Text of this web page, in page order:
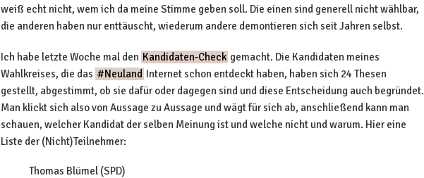
weiß echt nicht, wem ich da meine Stimme geben soll. Die einen sind generell nicht wählbar,
die anderen haben nur enttäuscht, wiederum andere demontieren sich seit Jahren selbst.
Ich habe letzte Woche mal den Kandidaten-Check gemacht. Die Kandidaten meines
Wahlkreises, die das #Neuland Internet schon entdeckt haben, haben sich 24 Thesen
gestellt, abgestimmt, ob sie dafür oder dagegen sind und diese Entscheidung auch begründet.
Man klickt sich also von Aussage zu Aussage und wägt für sich ab, anschließend kann man
schauen, welcher Kandidat der selben Meinung ist und welche nicht und warum. Hier eine
Liste der (Nicht)Teilnehmer:
Thomas Blümel (SPD)